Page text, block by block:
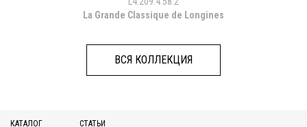
La Grande Classique de Longines
ВСЯ КОЛЛЕКЦИЯ
КАТАЛОГ СТАТЬИ